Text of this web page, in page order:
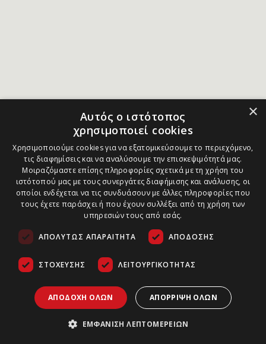
×
Αυτός ο ιστότοπος
χρησιμοποιεί cookies
Χρησιμοποιούμε cookies για να εξατομικεύσουμε το περιεχόμενο,
τις διαφημίσεις και να αναλύσουμε την επισκεψιμότητά μας.
Μοιραζόμαστε επίσης πληροφορίες σχετικά με τη χρήση του
ιστότοπού μας με τους συνεργάτες διαφήμισης και ανάλυσης, οι
οποίοι ενδέχεται να τις συνδυάσουν με άλλες πληροφορίες που
τους έχετε παράσχει ή που έχουν συλλέξει από τη χρήση των
υπηρεσιών τους από εσάς.
ΑΠΟΛΎΤΩΣ ΑΠΑΡΑΊΤΗΤΑ ΑΠΌΔΟΣΗΣ
ΣΤΌΧΕΥΣΗΣ ΛΕΙΤΟΥΡΓΙΚΌΤΗΤΑΣ
ΑΠΟΔΟΧΉ ΌΛΩΝ ΑΠΌΡΡΙΨΗ ΌΛΩΝ
ΕΜΦΆΝΙΣΗ ΛΕΠΤΟΜΕΡΕΙΏΝ